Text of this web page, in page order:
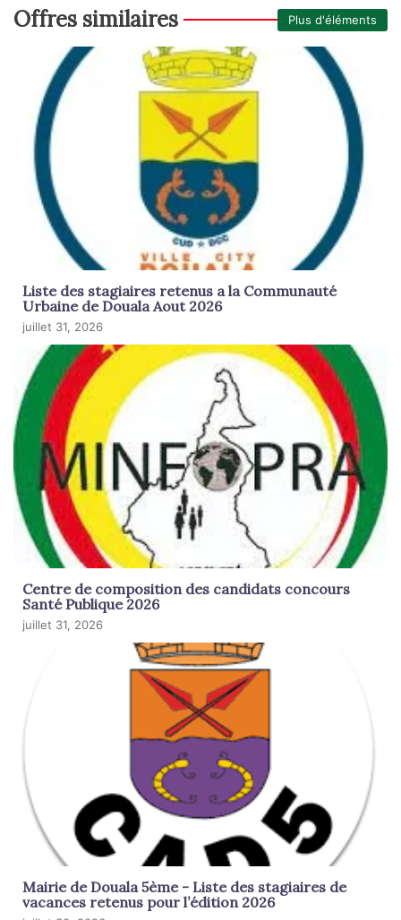
Offres similaires Plus d'éléments
Liste des stagiaires retenus a la Communauté
Urbaine de Douala Aout 2026
juillet 31, 2026
Centre de composition des candidats concours
Santé Publique 2026
juillet 31, 2026
Mairie de Douala 5ème - Liste des stagiaires de
vacances retenus pour l’édition 2026